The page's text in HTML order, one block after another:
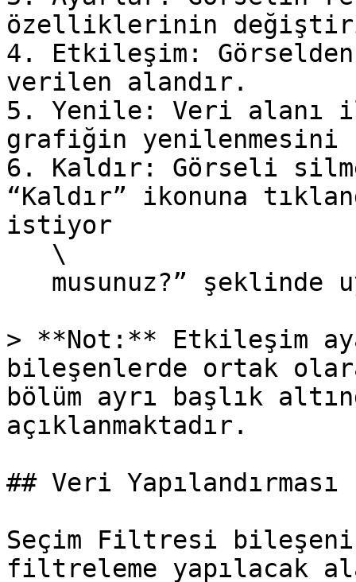
özelliklerinin
4. Etkileşim:
verilen alandır.
5. Yenile: Veri alanı
grafiğin yenilenmesini
6. Kaldır: Görseli
“Kaldır” ikonuna
istiyor
> **Not:** Etkileşim
bileşenlerde ortak
bölüm ayrı başlık
açıklanmaktadır.
## Veri Yapılandırması
Seçim Filtresi
filtreleme yapılacak